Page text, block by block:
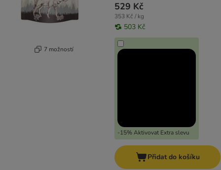
7 možností
529 Kč
353 Kč / kg
503 Kč
-15% Aktivovat Extra slevu
Přidat do košíku